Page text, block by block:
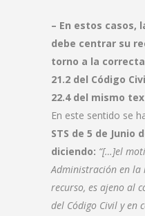
– En estos casos,
debe centrar su
torno a la
21.2 del Código
22.4 del mismo
En este sentido se
STS de 5 de Junio
diciendo: “[…]el
Administración en la
recurso, es ajeno al
del Código Civil y en